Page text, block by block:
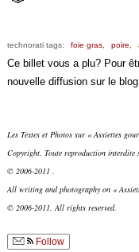
technorati tags: foie gras, poire,
Ce billet vous a plu? Pour
nouvelle diffusion sur le
Les Textes et Photos sur « Assiettes
Copyright. Toute reproduction interdite
© 2006-2011 .
All writing and photography on «
© 2006-2011. All rights reserved.
Follow